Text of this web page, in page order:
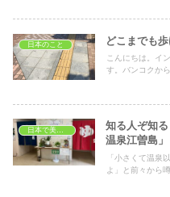
日本のこと どこまでも
こんにちは。イ
す。バンコクか
知る人ぞ知
温泉江曽島」
「小さくて温泉
よ」と前々から